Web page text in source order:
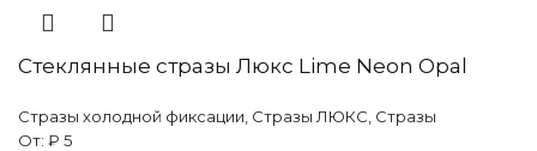
Стеклянные стразы Люкс Lime Neon Opal
Стразы холодной фиксации Стразы ЛЮКС Стразы
От: ₽ 5